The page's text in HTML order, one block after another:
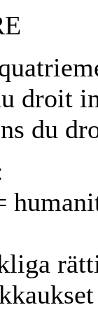
droit
du